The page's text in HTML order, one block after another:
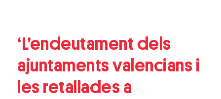
‘L’endeutament dels
ajuntaments valencians i
les retallades a